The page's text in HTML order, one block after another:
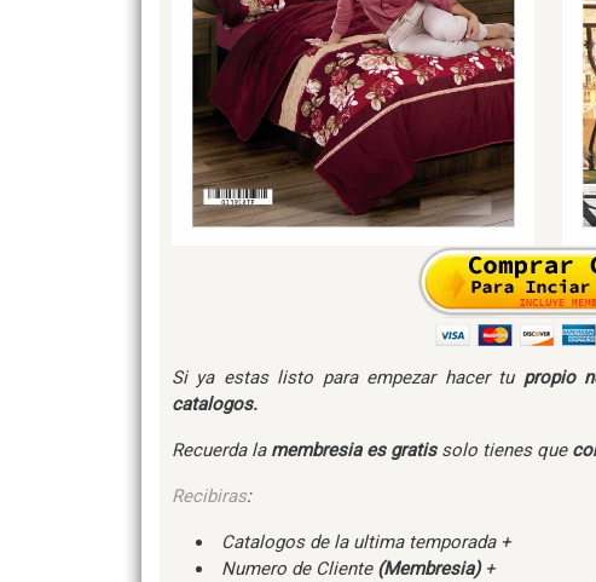
Si ya estas listo para empezar hacer tu propio
catalogos.
Recuerda la membresia es gratissolo tienes que
Recibiras:
Catalogos de la ultima temporada +
Numero de Cliente (Membresia)+